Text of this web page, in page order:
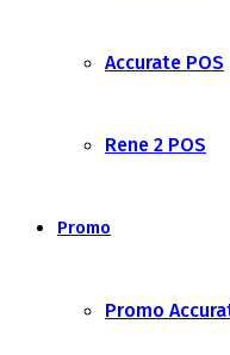
Accurate POS
Rene 2 POS
Promo
Promo